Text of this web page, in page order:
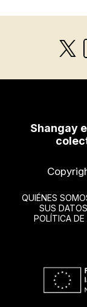
Shangay
QUIÉNES
SUS
POLÍTICA DE